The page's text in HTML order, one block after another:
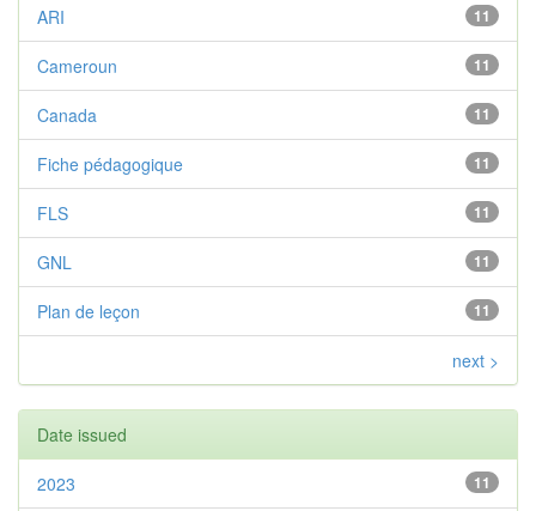
11
ARI
11
Cameroun
11
Canada
11
Fiche pédagogique
11
FLS
11
GNL
11
Plan de leçon
next >
Date issued
11
2023